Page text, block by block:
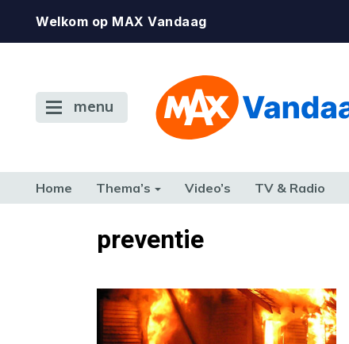
Welkom op MAX Vandaag
menu
Home Thema’s Video’s TV & Radio
TERUG NAAR TOENpreventie